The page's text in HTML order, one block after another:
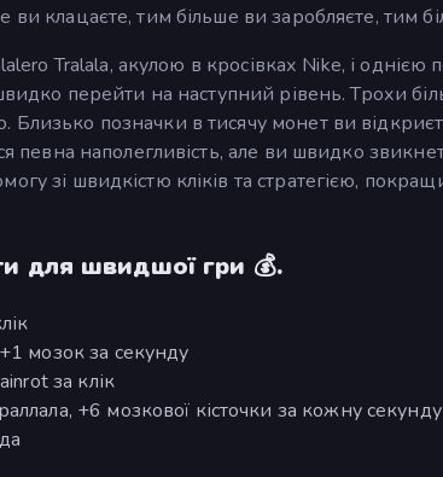
клацаєте, тим більше ви заробляєте, тим
Tralala, акулою в кросівках Nike, і
перейти на наступний рівень. Трохи
Близько позначки в тисячу монет ви
певна наполегливість, але ви швидко
зі швидкістю кліків та стратегією,
для швидшої гри 💰.
мозок за секунду
за клік
+6 мозкової кісточки за кожну секунду